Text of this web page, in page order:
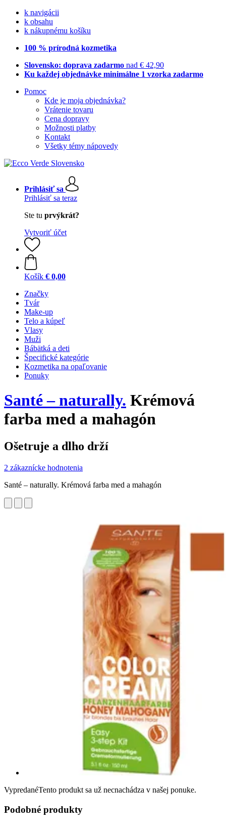
k navigácii
k obsahu
k nákupnému košíku
100 % prírodná kozmetika
Slovensko: doprava zadarmo nad € 42,90
Ku každej objednávke minimálne 1 vzorka zadarmo
Pomoc
Kde je moja objednávka?
Vrátenie tovaru
Cena dopravy
Možnosti platby
Kontakt
Všetky témy nápovedy
Prihlásiť sa
Prihlásiť sa teraz
Ste tu prvýkrát?
Vytvoriť účet
Košík € 0,00
Značky
Tvár
Make-up
Telo a kúpeľ
Vlasy
Muži
Bábätká a deti
Špecifické kategórie
Kozmetika na opaľovanie
Ponuky
Santé – naturally. Krémová
farba med a mahagón
Ošetruje a dlho drží
2 zákaznícke hodnotenia
Santé – naturally. Krémová farba med a mahagón
VypredanéTento produkt sa už necnachádza v našej ponuke.
Podobné produkty